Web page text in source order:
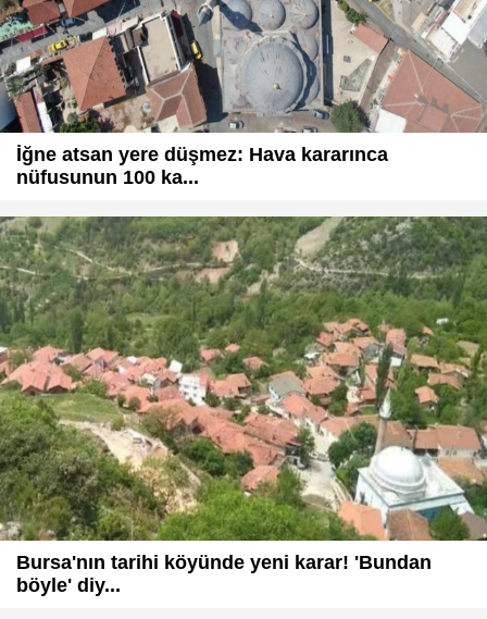
İğne atsan yere düşmez: Hava kararınca
nüfusunun 100 ka...
Bursa'nın tarihi köyünde yeni karar! 'Bundan
böyle' diy...